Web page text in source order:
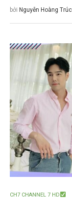
bởi Nguyễn Hoàng
CH7 CHANNEL 7 HD